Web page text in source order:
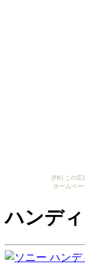
[PR] この広
ホームペー
ハンデ